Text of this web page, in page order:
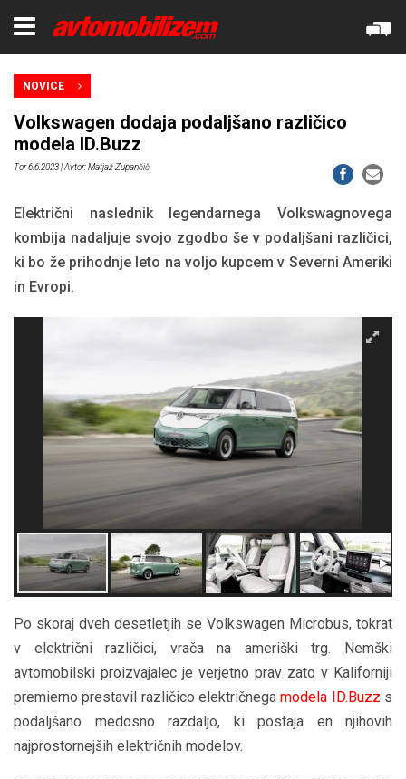
NOVICE
Volkswagen dodaja podaljšano različico
modela ID.Buzz
Tor 6.6.2023| Avtor: Matjaž Zupančič
Električni naslednik legendarnega Volkswagnovega
kombija nadaljuje svojo zgodbo še v podaljšani različici,
ki bo že prihodnje leto na voljo kupcem v Severni Ameriki
in Evropi.
Po skoraj dveh desetletjih se Volkswagen Microbus, tokrat
v električni različici, vrača na ameriški trg. Nemški
avtomobilski proizvajalec je verjetno prav zato v Kaliforniji
premierno prestavil različico električnegamodela ID.Buzz s
podaljšano medosno razdaljo, ki postaja en njihovih
najprostornejših električnih modelov.